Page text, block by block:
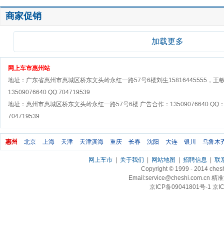
商家促销
加载更多
网上车市惠州站
地址：广东省惠州市惠城区桥东文头岭永红一路57号6楼刘生15816445555，王
13509076640 QQ:704719539
地址：惠州市惠城区桥东文头岭永红一路57号6楼 广告合作：13509076640 QQ
704719539
惠州 北京 上海 天津 天津滨海 重庆 长春 沈阳 大连 银川 乌鲁木
网上车市| 关于我们 网站地图 招聘信息
联
Copyright © 1999 - 2014
Email:service@cheshi.com.cn 精
京ICP备09041801号-1 京